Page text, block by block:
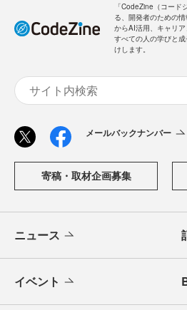
「CodeZine（コード
る、開発者のための
からAI活用、キャリ
すべての人の学びと
けします。
メールバックナンバー
寄稿・取材企画募集
ニュース
イベント